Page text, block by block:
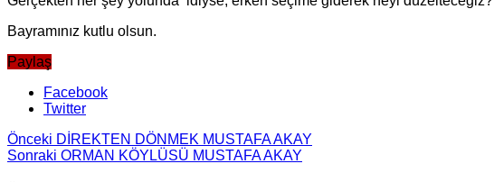
Bayramınız kutlu olsun.
Paylaş
Facebook
Twitter
Önceki DİREKTEN DÖNMEK MUSTAFA AKAY
Sonraki ORMAN KÖYLÜSÜ MUSTAFA AKAY